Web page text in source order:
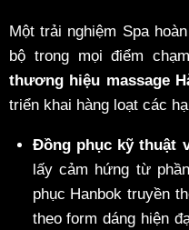
Một trải nghiệm Spa
bộ trong mọi điểm
thương hiệu massage
triển khai hàng loạt các
Đồng phục kỹ thuật
lấy cảm hứng từ
phục Hanbok truyền
theo form dáng hiện